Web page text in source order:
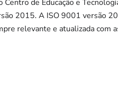
Centro de Educação e
2015. A ISO 9001 versão
relevante e atualizada com